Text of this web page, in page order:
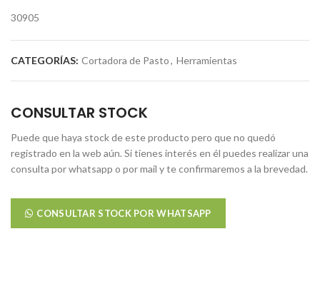
30905
CATEGORÍAS: Cortadora de Pasto, Herramientas
CONSULTAR STOCK
Puede que haya stock de este producto pero que no quedó
registrado en la web aún. Si tienes interés en él puedes realizar una
consulta por whatsapp o por mail y te confirmaremos a la brevedad.
CONSULTAR STOCK POR WHATSAPP